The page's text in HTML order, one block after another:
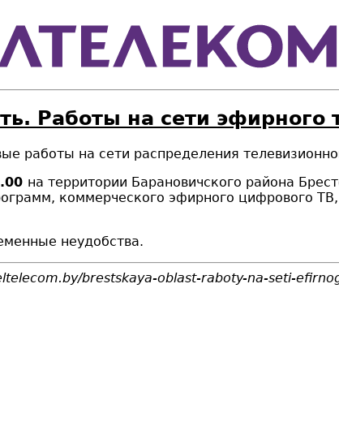
Работы на сети
работы на сети распределения
на территории Барановичского района
, коммерческого эфирного цифрового
неудобства.
brestskaya-oblast-raboty-na-seti-